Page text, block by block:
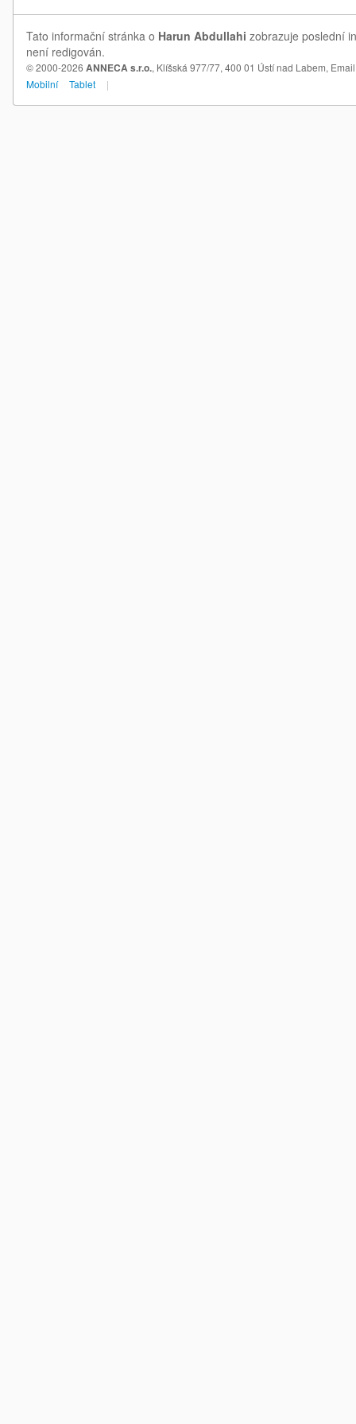
Tato informační stránka o Harun Abdullahi zobrazuje poslední
není redigován.
© 2000-2026 ANNECA s.r.o., Klíšská 977/77, 400 01 Ústí nad Labem,
Mobilní
Tablet |